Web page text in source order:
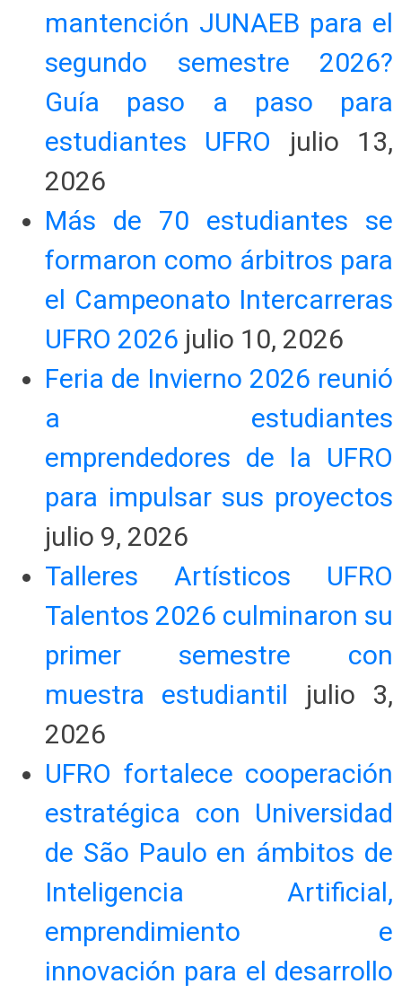
mantención JUNAEB para el
segundo semestre 2026?
Guía paso a paso para
estudiantes UFRO
julio 13,
2026
Más de 70 estudiantes se
formaron como árbitros para
el Campeonato Intercarreras
UFRO 2026 julio 10, 2026
Feria de Invierno 2026 reunió
a estudiantes
emprendedores de la UFRO
para impulsar sus proyectos
julio 9, 2026
Talleres Artísticos UFRO
Talentos 2026 culminaron su
primer semestre con
muestra estudiantil
julio 3,
2026
UFRO fortalece cooperación
estratégica con Universidad
de São Paulo en ámbitos de
Inteligencia Artificial,
emprendimiento e
innovación para el desarrollo